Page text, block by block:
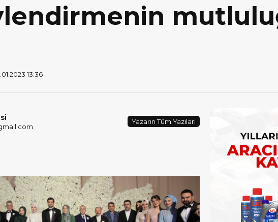
13:36
Yazarın Tüm Yazıları